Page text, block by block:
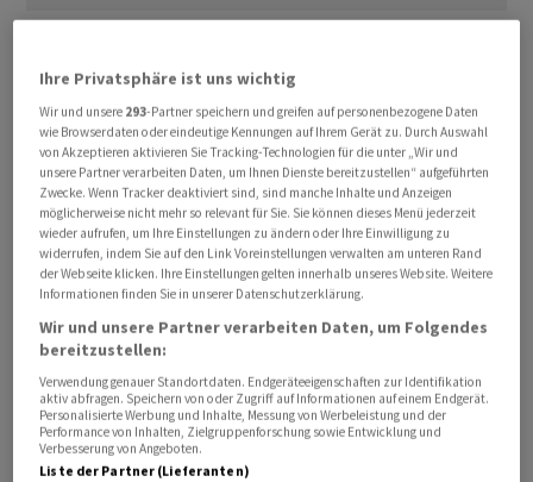
am Ölmarkt in Grenzen. Nach Einschätzung von
Marktbeobachtern wurden die Notierungen durch die
jüngste Entwicklung der Ölreserven in den USA
gestützt. Am Vorabend war bekannt geworden, dass der
Interessenverband American Petroleum Institute (API)
in der vergangenen Woche einen Rückgang der
Lagerbestände an Rohöl um 6,2 Millionen Barrel
verzeichnet hat. Am Nachmittag werden die offiziellen
Am Markt wurde aber auch auf die Sorge einer weiter
schwachen Konjunktur in China verwiesen, die derzeit
die Kauflaune am Ölmarkt belaste. Die zweitgrösste
Volkswirtschaft der Welt ist ein wichtiger Ölimporteur
Ihre Privatsphäre ist uns wichtig
Wir und unsere 293-Partner speichern und greifen auf personenbezogene Daten
wie Browserdaten oder eindeutige Kennungen auf Ihrem Gerät zu. Durch Auswahl
von Akzeptieren aktivieren Sie Tracking-Technologien für die unter „Wir und
unsere Partner verarbeiten Daten, um Ihnen Dienste bereitzustellen“ aufgeführten
Zwecke. Wenn Tracker deaktiviert sind, sind manche Inhalte und Anzeigen
möglicherweise nicht mehr so relevant für Sie. Sie können dieses Menü jederzeit
wieder aufrufen, um Ihre Einstellungen zu ändern oder Ihre Einwilligung zu
widerrufen, indem Sie auf den Link Voreinstellungen verwalten am unteren Rand
der Webseite klicken. Ihre Einstellungen gelten innerhalb unseres Website. Weitere
Informationen finden Sie in unserer Datenschutzerklärung.
Wir und unsere Partner verarbeiten Daten, um Folgendes
bereitzustellen:
Verwendung genauer Standortdaten. Endgeräteeigenschaften zur Identifikation
aktiv abfragen. Speichern von oder Zugriff auf Informationen auf einem Endgerät.
Personalisierte Werbung und Inhalte, Messung von Werbeleistung und der
Performance von Inhalten, Zielgruppenforschung sowie Entwicklung und
Verbesserung von Angeboten.
Liste der Partner (Lieferanten)